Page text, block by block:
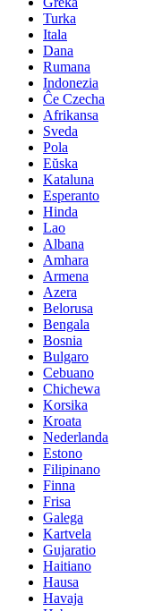
Turka
Itala
Dana
Rumana
Indonezia
Ĉe Czecha
Afrikansa
Sveda
Pola
Eŭska
Kataluna
Esperanto
Hinda
Lao
Albana
Amhara
Armena
Azera
Belorusa
Bengala
Bosnia
Bulgaro
Cebuano
Chichewa
Korsika
Kroata
Nederlanda
Estono
Filipinano
Finna
Frisa
Galega
Kartvela
Gujaratio
Haitiano
Hausa
Havaja